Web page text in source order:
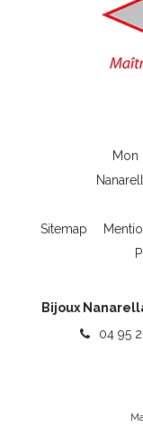
Mon
Sitemap
Bijoux
04 95